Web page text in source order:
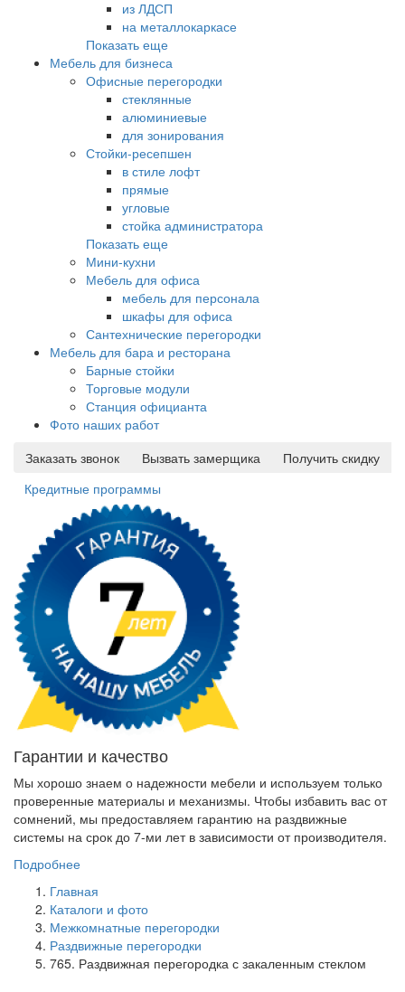
из ЛДСП
на металлокаркасе
Показать еще
Мебель для бизнеса
Офисные перегородки
стеклянные
алюминиевые
для зонирования
Стойки-ресепшен
в стиле лофт
прямые
угловые
стойка администратора
Показать еще
Мини-кухни
Мебель для офиса
мебель для персонала
шкафы для офиса
Сантехнические перегородки
Мебель для бара и ресторана
Барные стойки
Торговые модули
Станция официанта
Фото наших работ
Заказать звонок
Вызвать замерщика
Получить скидку
Кредитные программы
Гарантии и качество
Мы хорошо знаем о надежности мебели и используем только
проверенные материалы и механизмы. Чтобы избавить вас от
сомнений, мы предоставляем гарантию на раздвижные
системы на срок до 7-ми лет в зависимости от производителя.
Подробнее
Главная
Каталоги и фото
Межкомнатные перегородки
Раздвижные перегородки
765. Раздвижная перегородка с закаленным стеклом